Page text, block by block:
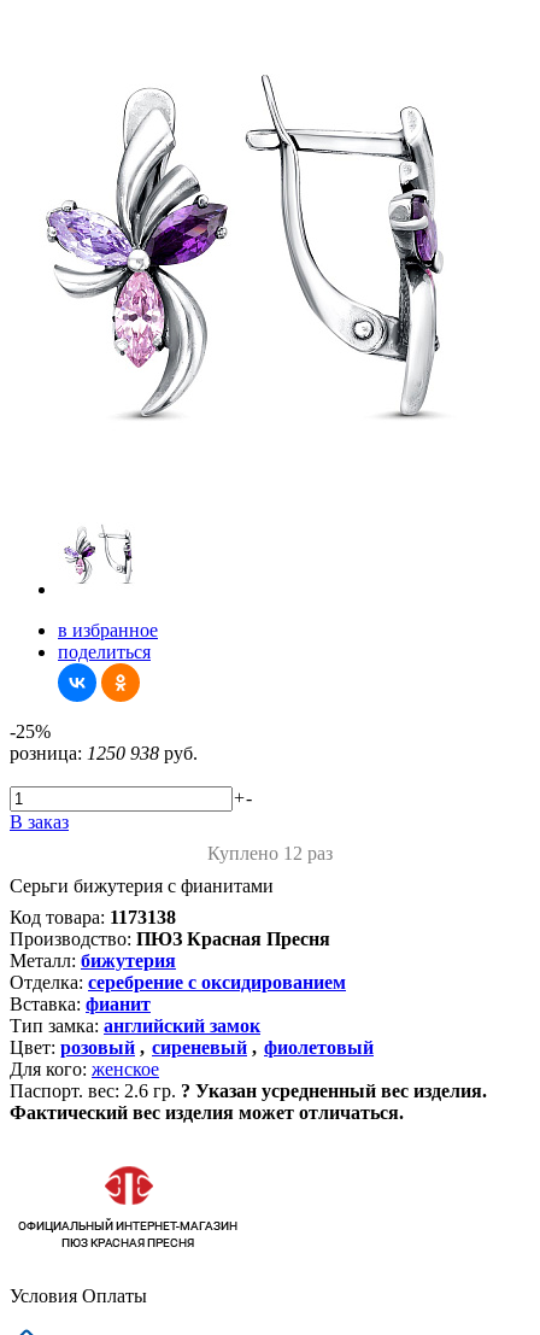
в избранное
поделиться
-25%
розница: 1250 938 руб.
+-
В заказ
Куплено 12 раз
Серьги бижутерия с фианитами
Код товара: 1173138
Производство: ПЮЗ Красная Пресня
Металл: бижутерия
Отделка: серебрение с оксидированием
Вставка: фианит
Тип замка: английский замок
Цвет: розовый , сиреневый , фиолетовый
Для кого: женское
Паспорт. вес: 2.6 гр. ? Указан усредненный вес изделия.
Фактический вес изделия может отличаться.
Условия Оплаты